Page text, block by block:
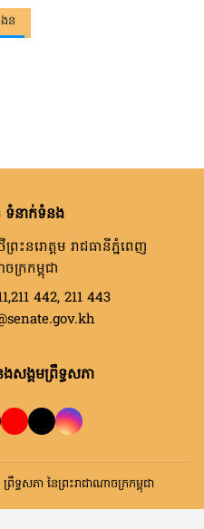
ន
ទំនាក់ទំនង
រះនរោត្តម រាជធានីភ្នំពេញ
ក្រកម្ពុជា
442, 211 443
ង្គមព្រឹទ្ធសភា
ធសភា នៃព្រះរាជាណាចក្រកម្ពុជា